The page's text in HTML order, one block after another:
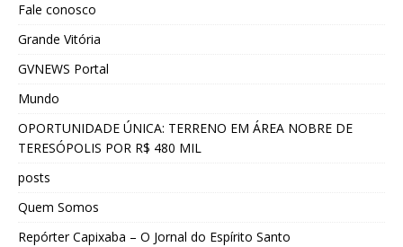
Fale conosco
Grande Vitória
GVNEWS Portal
Mundo
OPORTUNIDADE ÚNICA: TERRENO EM ÁREA NOBRE DE
TERESÓPOLIS POR R$ 480 MIL
posts
Quem Somos
Repórter Capixaba – O Jornal do Espírito Santo